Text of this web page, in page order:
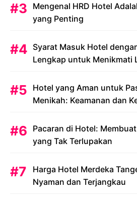
Mengenal HRD Hotel
yang Penting
Syarat Masuk Hotel
Lengkap untuk Menikmati
Hotel yang Aman untuk
Menikah: Keamanan dan
Pacaran di Hotel:
yang Tak Terlupakan
Harga Hotel Merdeka
Nyaman dan Terjangkau